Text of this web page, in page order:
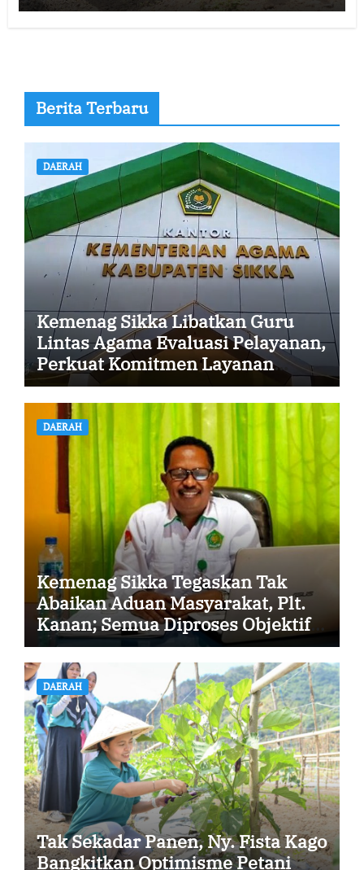
Berita Terbaru
DAERAH
Kemenag Sikka Libatkan Guru
Lintas Agama Evaluasi Pelayanan,
Perkuat Komitmen Layanan
Profesional dan Humanis
DAERAH
Kemenag Sikka Tegaskan Tak
Abaikan Aduan Masyarakat, Plt.
Kanan; Semua Diproses Objektif
dan Transparan
DAERAH
Tak Sekadar Panen, Ny. Fista Kago
Bangkitkan Optimisme Petani